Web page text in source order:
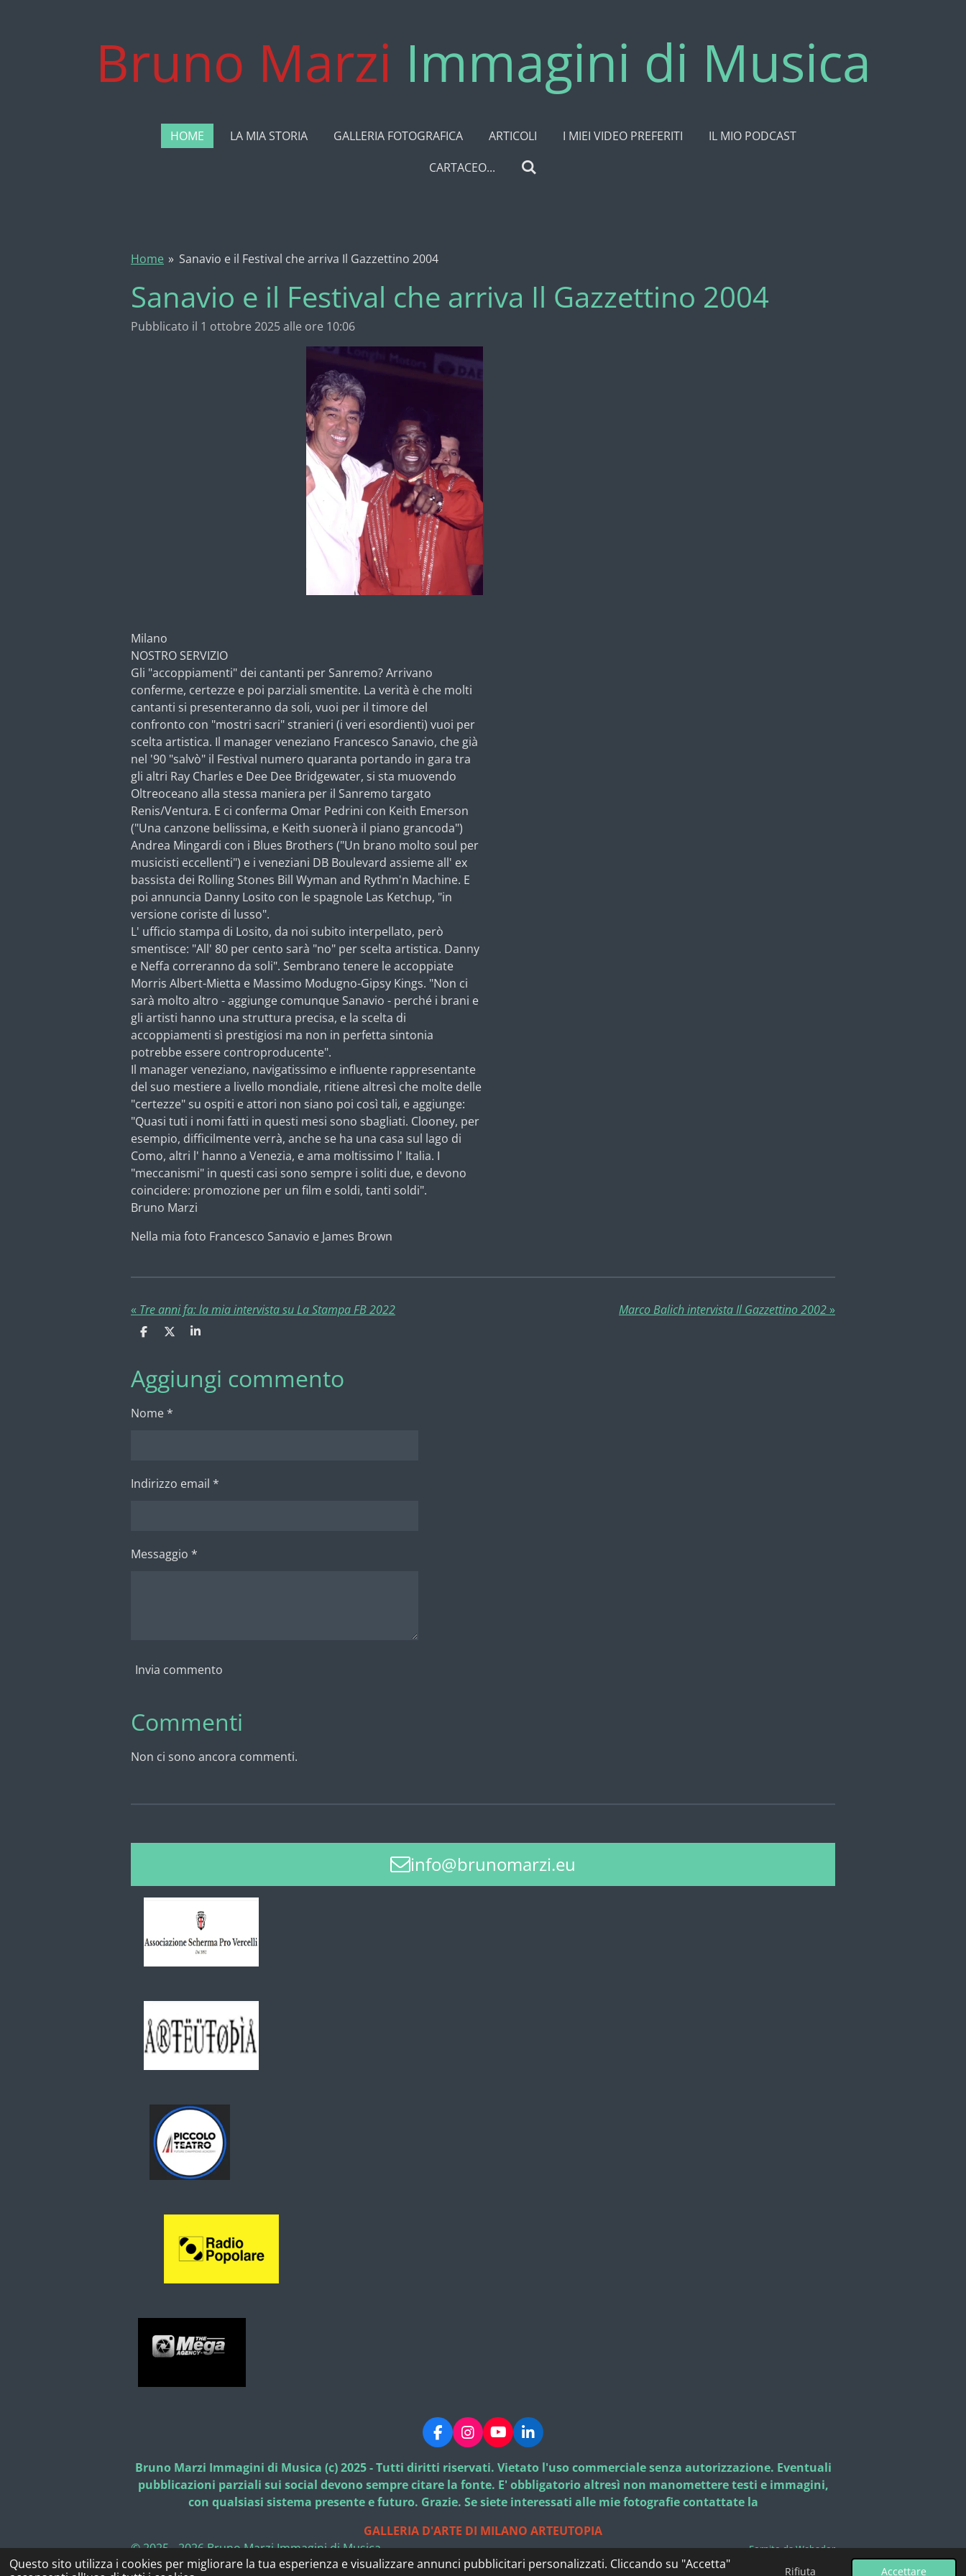
Questo sito utilizza i cookies per migliorare la tua esperienza e visualizzare annunci pubblicitari personalizzati. Cliccando su "Accetta"
Rifiuta Accettare
Bruno Marzi Immagini di Musica
HOME LA MIA STORIA GALLERIA FOTOGRAFICA ARTICOLI I MIEI VIDEO PREFERITI
IL MIO PODCAST
CARTACEO...
Home » Sanavio e il Festival che arriva Il Gazzettino 2004
Sanavio e il Festival che arriva Il Gazzettino 2004
Pubblicato il 1 ottobre 2025 alle ore 10:06
Milano
NOSTRO SERVIZIO
Gli "accoppiamenti" dei cantanti per Sanremo? Arrivano
conferme, certezze e poi parziali smentite. La verità è che molti
cantanti si presenteranno da soli, vuoi per il timore del
confronto con "mostri sacri" stranieri (i veri esordienti) vuoi per
scelta artistica. Il manager veneziano Francesco Sanavio, che già
nel '90 "salvò" il Festival numero quaranta portando in gara tra
gli altri Ray Charles e Dee Dee Bridgewater, si sta muovendo
Oltreoceano alla stessa maniera per il Sanremo targato
Renis/Ventura. E ci conferma Omar Pedrini con Keith Emerson
("Una canzone bellissima, e Keith suonerà il piano grancoda")
Andrea Mingardi con i Blues Brothers ("Un brano molto soul per
musicisti eccellenti") e i veneziani DB Boulevard assieme all' ex
bassista dei Rolling Stones Bill Wyman and Rythm'n Machine. E
poi annuncia Danny Losito con le spagnole Las Ketchup, "in
versione coriste di lusso".
L' ufficio stampa di Losito, da noi subito interpellato, però
smentisce: "All' 80 per cento sarà "no" per scelta artistica. Danny
e Neffa correranno da soli". Sembrano tenere le accoppiate
Morris Albert-Mietta e Massimo Modugno-Gipsy Kings. "Non ci
sarà molto altro - aggiunge comunque Sanavio - perché i brani e
gli artisti hanno una struttura precisa, e la scelta di
accoppiamenti sì prestigiosi ma non in perfetta sintonia
potrebbe essere controproducente".
Il manager veneziano, navigatissimo e influente rappresentante
del suo mestiere a livello mondiale, ritiene altresì che molte delle
"certezze" su ospiti e attori non siano poi così tali, e aggiunge:
"Quasi tuti i nomi fatti in questi mesi sono sbagliati. Clooney, per
esempio, difficilmente verrà, anche se ha una casa sul lago di
Como, altri l' hanno a Venezia, e ama moltissimo l' Italia. I
"meccanismi" in questi casi sono sempre i soliti due, e devono
coincidere: promozione per un film e soldi, tanti soldi".
Bruno Marzi
Nella mia foto Francesco Sanavio e James Brown
« Tre anni fa: la mia intervista su La Stampa FB 2022 Marco Balich intervista Il Gazzettino 2002 »
C
i
v
d
C
d
v
d
C
i
Aggiungi commento
Nome *
Indirizzo email *
Messaggio *
Invia commento
Commenti
Non ci sono ancora commenti.
info@brunomarzi.eu
F
a
c
b
o
k
I
n
s
a
g
a
m
Y
o
u
T
u
b
L
i
n
k
e
d
n
Bruno Marzi Immagini di Musica (c) 2025 - Tutti diritti riservati. Vietato l'uso commerciale senza autorizzazione. Eventuali
pubblicazioni parziali sui social devono sempre citare la fonte. E' obbligatorio altresì non manomettere testi e immagini,
con qualsiasi sistema presente e futuro. Grazie. Se siete interessati alle mie fotografie contattate la
GALLERIA D'ARTE DI MILANO ARTEUTOPIA
© 2025 - 2026 Bruno Marzi Immagini di Musica
Fornito daWebador